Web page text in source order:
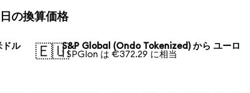
の換算価格
ドル
🇪🇺S&P Global (Ondo Tokenized) から ユーロ
1 SPGIon は €372.29 に相当